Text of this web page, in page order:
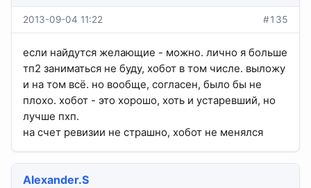
2013-09-04 11:22 #135
если найдутся желающие - можно. лично я больше
тп2 заниматься не буду, хобот в том числе. выложу
и на том всё. но вообще, согласен, было бы не
плохо. хобот - это хорошо, хоть и устаревший, но
лучше пхп.
на счет ревизии не страшно, хобот не менялся
Alexander.S